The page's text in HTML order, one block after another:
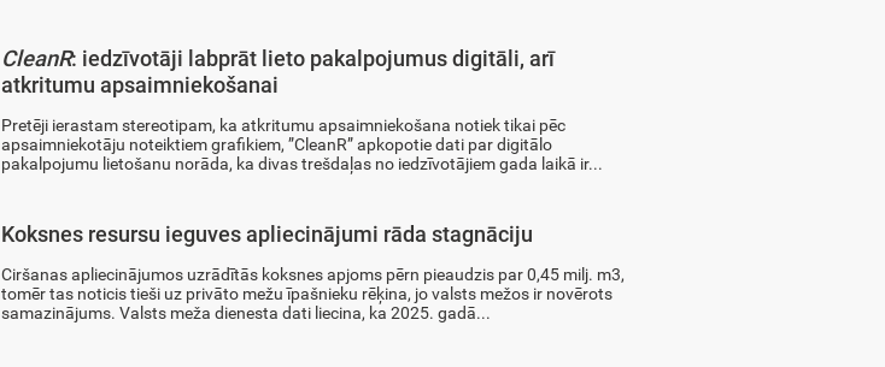
CleanR: iedzīvotāji labprāt lieto pakalpojumus digitāli, arī
atkritumu apsaimniekošanai
Pretēji ierastam stereotipam, ka atkritumu apsaimniekošana notiek tikai pēc
apsaimniekotāju noteiktiem grafikiem, ”CleanR” apkopotie dati par digitālo
pakalpojumu lietošanu norāda, ka divas trešdaļas no iedzīvotājiem gada laikā ir...
Koksnes resursu ieguves apliecinājumi rāda stagnāciju
Ciršanas apliecinājumos uzrādītās koksnes apjoms pērn pieaudzis par 0,45 milj. m3,
tomēr tas noticis tieši uz privāto mežu īpašnieku rēķina, jo valsts mežos ir novērots
samazinājums. Valsts meža dienesta dati liecina, ka 2025. gadā...